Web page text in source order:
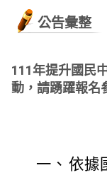
公告彙整
111年提升國民
動，請踴躍報名
一、 依據